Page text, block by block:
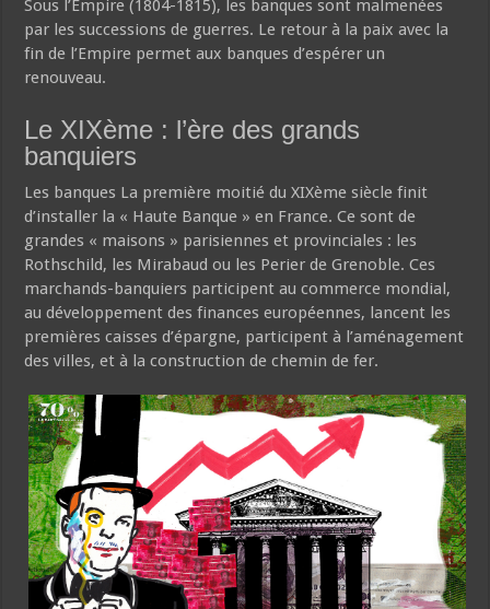
Sous l’Empire (1804-1815), les banques sont malmenées
par les successions de guerres. Le retour à la paix avec la
fin de l’Empire permet aux banques d’espérer un
renouveau.
Le XIXème : l’ère des grands
banquiers
Les banques La première moitié du XIXème siècle finit
d’installer la « Haute Banque » en France. Ce sont de
grandes « maisons » parisiennes et provinciales : les
Rothschild, les Mirabaud ou les Perier de Grenoble. Ces
marchands-banquiers participent au commerce mondial,
au développement des finances européennes, lancent les
premières caisses d’épargne, participent à l’aménagement
des villes, et à la construction de chemin de fer.